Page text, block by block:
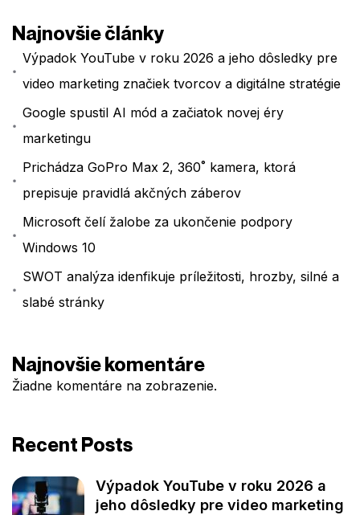
Najnovšie články
Výpadok YouTube v roku 2026 a jeho dôsledky pre
video marketing značiek tvorcov a digitálne stratégie
Google spustil AI mód a začiatok novej éry
marketingu
Prichádza GoPro Max 2, 360˚ kamera, ktorá
prepisuje pravidlá akčných záberov
Microsoft čelí žalobe za ukončenie podpory
Windows 10
SWOT analýza idenfikuje príležitosti, hrozby, silné a
slabé stránky
Najnovšie komentáre
Žiadne komentáre na zobrazenie.
Recent Posts
Výpadok YouTube v roku 2026 a
jeho dôsledky pre video marketing